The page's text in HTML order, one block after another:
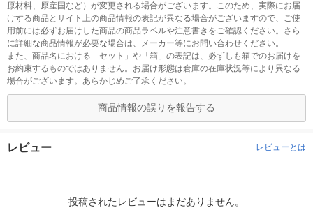
原材料、原産国など）が変更される場合がございます。このため、実際にお届
けする商品とサイト上の商品情報の表記が異なる場合がございますので、ご使
用前には必ずお届けした商品の商品ラベルや注意書きをご確認ください。さら
に詳細な商品情報が必要な場合は、メーカー等にお問い合わせください。
また、商品名における「セット」や「箱」の表記は、必ずしも箱でのお届けを
お約束するものではありません。お届け形態は倉庫の在庫状況等により異なる
場合がございます。あらかじめご了承ください。
商品情報の誤りを報告する
レビュー レビューとは
投稿されたレビューはまだありません。